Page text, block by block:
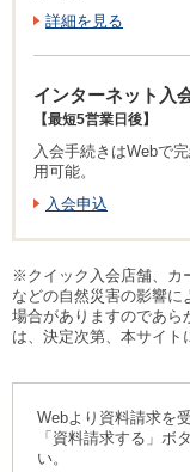
詳細を見る
インターネット入
【最短5営業日後】
入会手続きはWebで
用可能。
入会申込
※クイック入会店舗、カ
などの自然災害の影響に
場合がありますのであら
は、決定次第、本サイト
Webより資料請求を
「資料請求する」ボ
い。